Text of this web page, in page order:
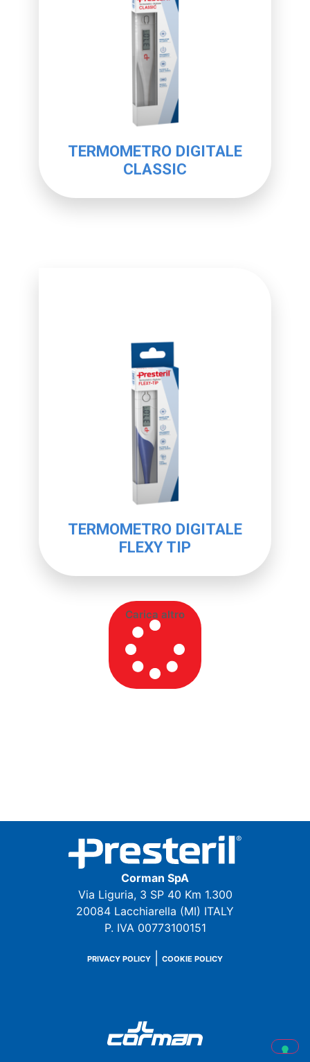
TERMOMETRO DIGITALE
CLASSIC
TERMOMETRO DIGITALE
FLEXY TIP
Carica altro
Corman SpA
Via Liguria, 3 SP 40 Km 1.300
20084 Lacchiarella (MI) ITALY
P. IVA 00773100151
PRIVACY POLICY COOKIE POLICY